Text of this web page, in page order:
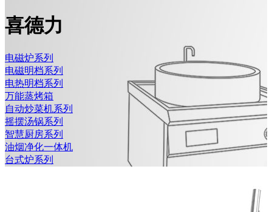
喜德力
电磁炉系列
电磁明档系列
电热明档系列
万能蒸烤箱
自动炒菜机系列
摇摆汤锅系列
智慧厨房系列
油烟净化一体机
台式炉系列